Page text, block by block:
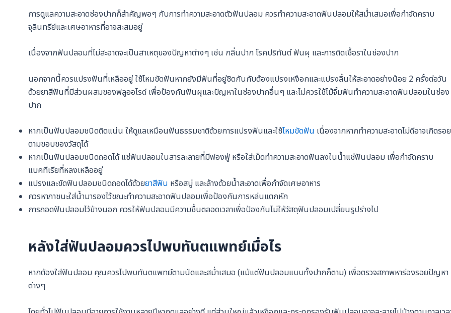
การดูแลความสะอาดช่องปากก็สำคัญพอๆ กับการทำความสะอาดตัวฟันปลอม ควรทำความสะอาดฟันปลอมให้สม่ำเสมอเพื่อกำจัดคราบ
จุลินทรีย์และเศษอาหารที่อาจสะสมอยู่
เนื่องจากฟันปลอมที่ไม่สะอาดจะเป็นสาเหตุของปัญหาต่างๆ เช่น กลิ่นปาก โรคปริทันต์ ฟันผุ และการติดเชื้อราในช่องปาก
นอกจากนี้ควรแปรงฟันที่เหลืออยู่ ใช้ไหมขัดฟันหากยังมีฟันที่อยู่ชิดกันกับต้องแปรงเหงือกและแปรงลิ้นให้สะอาดอย่างน้อย 2 ครั้งต่อวัน
ด้วยยาสีฟันที่มีส่วนผสมของฟลูออไรด์ เพื่อป้องกันฟันผุและปัญหาในช่องปากอื่นๆ และไม่ควรใช้ไม้จิ้มฟันทำความสะอาดฟันปลอมในช่อง
ปาก
หากเป็นฟันปลอมชนิดติดแน่น ให้ดูแลเหมือนฟันธรรมชาติด้วยการแปรงฟันและใช้ไหมขัดฟัน เนื่องจากหากทำความสะอาดไม่ดีอาจเกิดรอ
ตามขอบของวัสดุได้
หากเป็นฟันปลอมชนิดถอดได้ แช่ฟันปลอมในสารละลายที่มีฟองฟู่ หรือใส่เม็ดทำความสะอาดฟันลงในน้ำแช่ฟันปลอม เพื่อกำจัดคราบ
แบคทีเรียที่หลงเหลืออยู่
แปรงและขัดฟันปลอมชนิดถอดได้ด้วยยาสีฟัน หรือสบู่ และล้างด้วยน้ำสะอาดเพื่อกำจัดเศษอาหาร
ควรหาภาชนะใส่น้ำมารองไว้ขณะทำความสะอาดฟันปลอมเพื่อป้องกันการหล่นแตกหัก
การถอดฟันปลอมไว้ข้างนอก ควรให้ฟันปลอมมีความชื้นตลอดเวลาเพื่อป้องกันไม่ให้วัสดุฟันปลอมเปลี่ยนรูปร่างไป
หลังใส่ฟันปลอมควรไปพบทันตแพทย์เมื่อไร
หากต้องใส่ฟันปลอม คุณควรไปพบทันตแพทย์ตามนัดและสม่ำเสมอ (แม้แต่ฟันปลอมแบบทั้งปากก็ตาม) เพื่อตรวจสภาพหาร่องรอยปัญหา
ต่างๆ